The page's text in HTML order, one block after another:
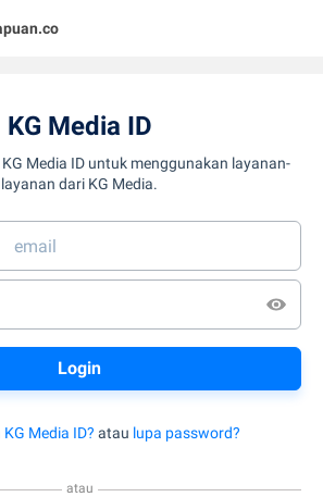
KG Media ID
Media ID untuk menggunakan layanan-
layanan dari KG Media.
Media ID? atau lupa password?
atau